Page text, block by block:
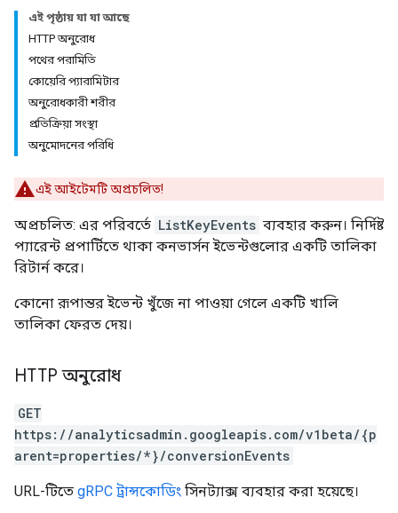
এই পৃষ্ঠায় যা যা আছে
HTTP অনুরোধ
পথের পরামিতি
কোয়েরি প্যারামিটার
অনুরোধকারী শরীর
প্রতিক্রিয়া সংস্থা
অনুমোদনের পরিধি
এই আইটেমটি অপ্রচলিত!
অপ্রচলিত: এর পরিবর্তে ListKeyEvents ব্যবহার করুন। নির্দিষ্ট
প্যারেন্ট প্রপার্টিতে থাকা কনভার্সন ইভেন্টগুলোর একটি তালিকা
রিটার্ন করে।
কোনো রূপান্তর ইভেন্ট খুঁজে না পাওয়া গেলে একটি খালি
তালিকা ফেরত দেয়।
HTTP অনুরোধ
GET
https://analyticsadmin.googleapis.com/v1beta/{p
arent=properties/*}/conversionEvents
URL-টিতে gRPC ট্রান্সকোডিং সিনট্যাক্স ব্যবহার করা হয়েছে।